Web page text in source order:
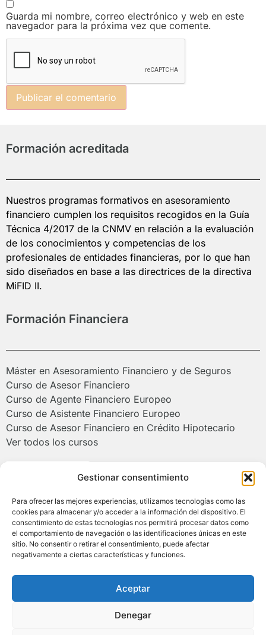
Gestionar consentimiento
Para ofrecer las mejores experiencias, utilizamos tecnologías como las
cookies para almacenar y/o acceder a la información del dispositivo. El
consentimiento de estas tecnologías nos permitirá procesar datos como
el comportamiento de navegación o las identificaciones únicas en este
sitio. No consentir o retirar el consentimiento, puede afectar
negativamente a ciertas características y funciones.
Aceptar
Denegar
Guarda mi nombre, correo electrónico y web en este
navegador para la próxima vez que comente.
Formación acreditada
Nuestros programas formativos en asesoramiento
financiero cumplen los requisitos recogidos en la Guía
Técnica 4/2017 de la CNMV en relación a la evaluación
de los conocimientos y competencias de los
profesionales de entidades financieras, por lo que han
sido diseñados en base a las directrices de la directiva
MiFID II.
Formación Financiera
Máster en Asesoramiento Financiero y de Seguros
Curso de Asesor Financiero
Curso de Agente Financiero Europeo
Curso de Asistente Financiero Europeo
Curso de Asesor Financiero en Crédito Hipotecario
Ver todos los cursos
Campus de Alcoy de la Universitat
Politècnica de València
(+34) 966 528 520 | (+34) 673 930 290
Plaza Ferrándiz y Carbonell, s/n 03801 Alcoy
(Alicante)